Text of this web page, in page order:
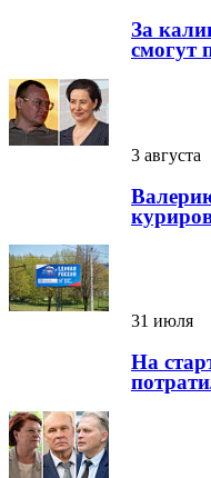
За
смогут
3 августа
31 июля
На